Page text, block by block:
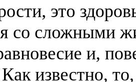
это
со сложными
и,
известно,